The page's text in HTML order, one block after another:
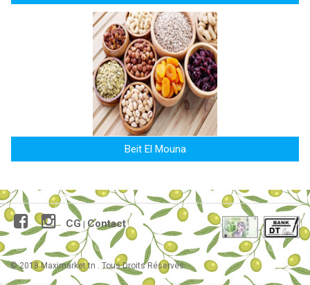
Beit El Mouna
CG| Contact
© 2018 Maximarket.tn . Tous Droits Réservés.